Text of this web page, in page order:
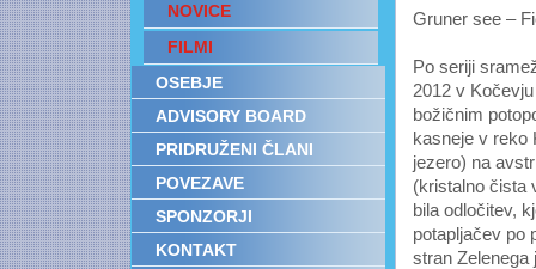
NOVICE
FILMI
OSEBJE
ADVISORY BOARD
PRIDRUŽENI ČLANI
POVEZAVE
SPONZORJI
KONTAKT
Gruner see –
Po seriji
2012 v
božičnim
kasneje v reko
jezero) na
(kristalno čista
bila odločitev,
potapljačev po
stran Zelenega